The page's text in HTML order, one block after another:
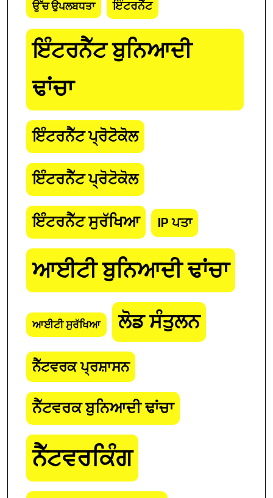
ਉੱਚ ਉਪਲਬਧਤਾ ਇੰਟਰਨੈੱਟ
ਇੰਟਰਨੈੱਟ ਬੁਨਿਆਦੀ
ਢਾਂਚਾ
ਇੰਟਰਨੈੱਟ ਪ੍ਰੋਟੋਕੋਲ
ਇੰਟਰਨੈੱਟ ਪ੍ਰੋਟੋਕੋਲ
ਇੰਟਰਨੈੱਟ ਸੁਰੱਖਿਆ IP ਪਤਾ
ਆਈਟੀ ਬੁਨਿਆਦੀ ਢਾਂਚਾ
ਆਈਟੀ ਸੁਰੱਖਿਆ ਲੋਡ ਸੰਤੁਲਨ
ਨੈੱਟਵਰਕ ਪ੍ਰਸ਼ਾਸਨ
ਨੈੱਟਵਰਕ ਬੁਨਿਆਦੀ ਢਾਂਚਾ
ਨੈੱਟਵਰਕਿੰਗ